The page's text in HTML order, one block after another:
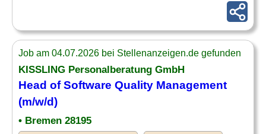
Job am 04.07.2026 bei Stellenanzeigen.de gefunden
KISSLING Personalberatung GmbH
Head ofSoftware Quality Management
(m/w/d)
• Bremen 28195